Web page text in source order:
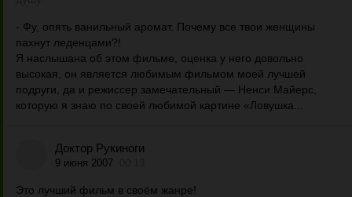
- Фу, опять ванильный аромат. Почему все твои женщины
пахнут леденцами?!
Я наслышана об этом фильме, оценка у него довольно
высокая, он является любимым фильмом моей лучшей
подруги, да и режиссер замечательный — Ненси Майерс,
которую я знаю по своей любимой картине «Ловушка...
Доктор Рукиноги
9 июня 2007
Это лучший фильм в своём жанре!